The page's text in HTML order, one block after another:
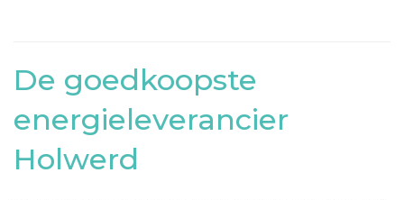
De goedkoopste
energieleverancier
Holwerd